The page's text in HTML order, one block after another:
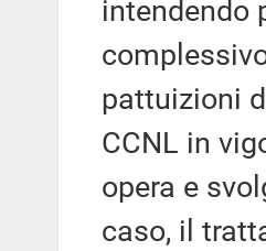
intendendo
pattuizioni
CCNL in
opera e
caso, il